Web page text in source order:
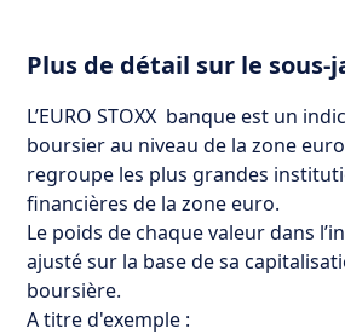
Plus de détail sur le sous-
L’EURO STOXX banque est un
boursier au niveau de la zone
regroupe les plus grandes
financières de la zone euro.
Le poids de chaque valeur dans
ajusté sur la base de sa
boursière.
A titre d'exemple :